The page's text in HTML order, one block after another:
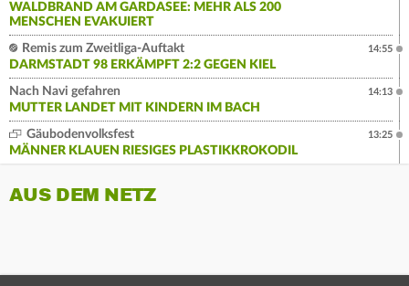
WALDBRAND AM GARDASEE: MEHR ALS 200
MENSCHEN EVAKUIERT
Remis zum Zweitliga-Auftakt
DARMSTADT 98 ERKÄMPFT 2:2 GEGEN KIEL
14:55
Nach Navi gefahren
MUTTER LANDET MIT KINDERN IM BACH
14:13
Gäubodenvolksfest
MÄNNER KLAUEN RIESIGES PLASTIKKROKODIL
13:25
AUS DEM NETZ